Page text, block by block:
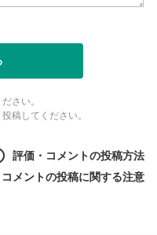
さい。
稿してください。
評価・コメントの投稿方法
メントの投稿に関する注意